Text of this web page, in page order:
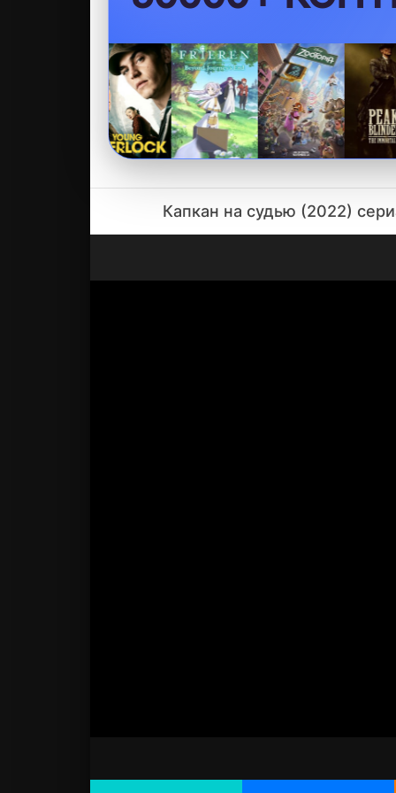
Капкан на судью (2022)